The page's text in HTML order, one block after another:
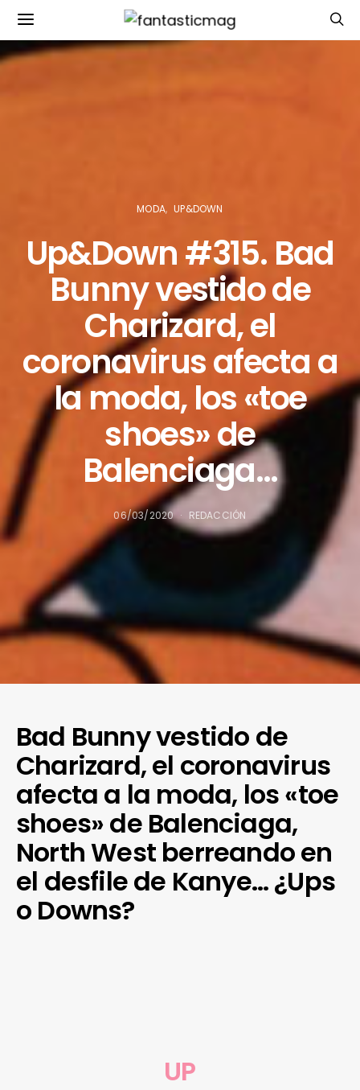
MODA UP&DOWN
Up&Down #315. Bad
Bunny vestido de
Charizard, el
coronavirus afecta a
la moda, los «toe
shoes» de
Balenciaga…
06/03/2020 REDACCIÓN
Bad Bunny vestido de
Charizard, el coronavirus
afecta a la moda, los «toe
shoes» de Balenciaga,
North West berreando en
el desfile de Kanye… ¿Ups
o Downs?
UP